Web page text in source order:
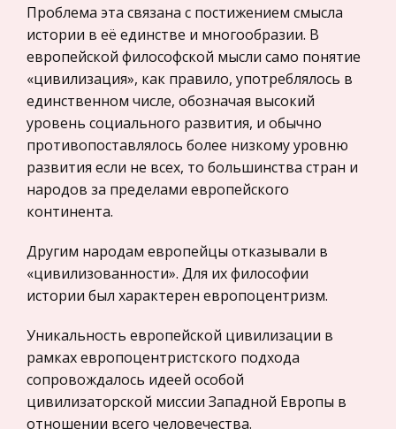
предпринимательство
Нероссийское законодательство
Международные экономические и валютно-
кредитные отношения
Политология, Политистория
Биржевое дело
Радиоэлектроника
Медицина
Конституционное (государственное) право
зарубежных стран
Налоги
Транспорт
Жилищное право
Директор компании мозгового центра Institute
for the Future Пол Саффо отмечает, что в
развитии сенсорных устро
Отчёт по летней практике на УГППС "УкрПочта"
Призначення функціональних відділів
(економіки, організації праці і ринкових
відносин, кадрів, капітального будівництва,
бухгалтерії, маркетингу, відділу технологій
фінансів і економічного аналізу). П
Проблемы работы руководителя
Первый-это определение целей организации,
разработка мероприятий по их осуществлению,
контроль за результатами. В данном случае
менеджмент направлен на решение
материально-логических задач, организаци
Республика Беларусь. Брестская область
Проблема эта связана с постижением смысла
истории в её единстве и многообразии. В
европейской философской мысли само понятие
«цивилизация», как правило, употреблялось в
единственном числе, обозначая высокий
уровень социального развития, и обычно
противопоставлялось более низкому уровню
развития если не всех, то большинства стран и
народов за пределами европейского
континента.
Другим народам европейцы отказывали в
«цивилизованности». Для их философии
истории был характерен европоцентризм.
Уникальность европейской цивилизации в
рамках европоцентристского подхода
сопровождалось идеей особой
цивилизаторской миссии Западной Европы в
отношении всего человечества.